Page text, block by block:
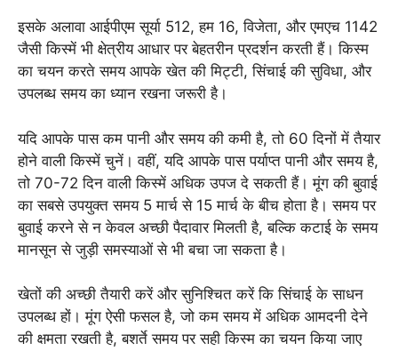
इसके अलावा आईपीएम सूर्या 512, हम 16, विजेता, और एमएच 1142
जैसी किस्में भी क्षेत्रीय आधार पर बेहतरीन प्रदर्शन करती हैं। किस्म
का चयन करते समय आपके खेत की मिट्टी, सिंचाई की सुविधा, और
उपलब्ध समय का ध्यान रखना जरूरी है।
यदि आपके पास कम पानी और समय की कमी है, तो 60 दिनों में तैयार
होने वाली किस्में चुनें। वहीं, यदि आपके पास पर्याप्त पानी और समय है,
तो 70-72 दिन वाली किस्में अधिक उपज दे सकती हैं। मूंग की बुवाई
का सबसे उपयुक्त समय 5 मार्च से 15 मार्च के बीच होता है। समय पर
बुवाई करने से न केवल अच्छी पैदावार मिलती है, बल्कि कटाई के समय
मानसून से जुड़ी समस्याओं से भी बचा जा सकता है।
खेतों की अच्छी तैयारी करें और सुनिश्चित करें कि सिंचाई के साधन
उपलब्ध हों। मूंग ऐसी फसल है, जो कम समय में अधिक आमदनी देने
की क्षमता रखती है, बशर्ते समय पर सही किस्म का चयन किया जाए